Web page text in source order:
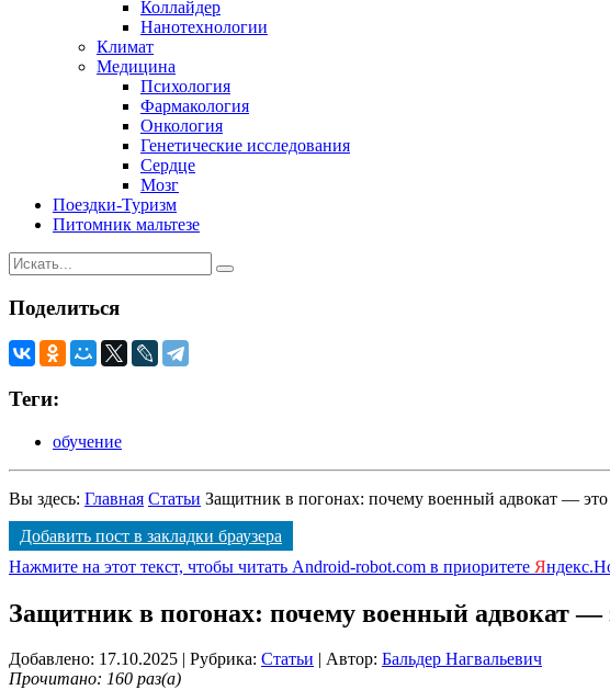
Коллайдер
Нанотехнологии
Климат
Медицина
Психология
Фармакология
Онкология
Генетические исследования
Сердце
Мозг
Поездки-Туризм
Питомник мальтезе
Поделиться
Теги:
обучение
Вы здесь: Главная Статьи Защитник в погонах: почему военный адвокат —
Добавить пост в закладки браузера
Нажмите на этот текст, чтобы читать Android-robot.com в приоритете Я
Защитник в погонах: почему военный адвокат —
Добавлено: 17.10.2025 | Рубрика: Статьи | Автор: Бальдер Нагвальевич
Прочитано: 160 раз(а)